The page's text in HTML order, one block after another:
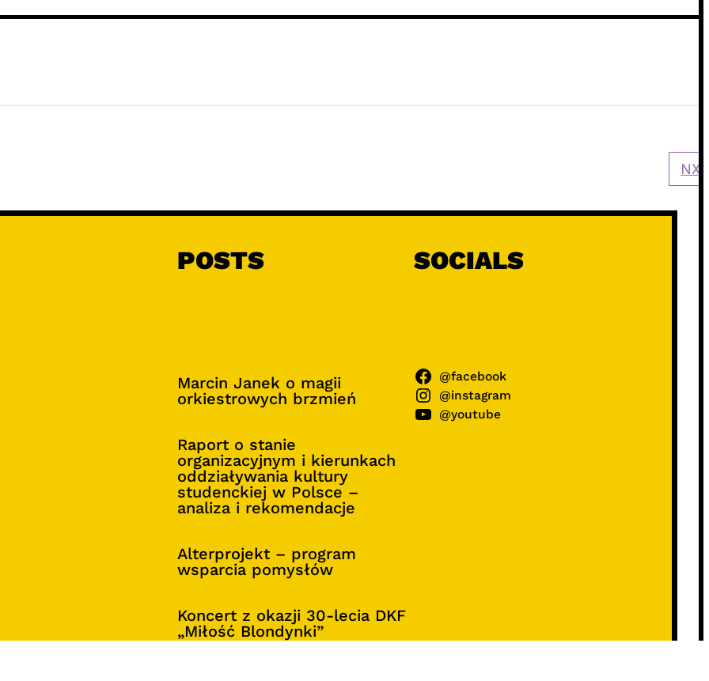
POSTS
Marcin Janek o magii
orkiestrowych brzmień
Raport o stanie
organizacyjnym i kierunkach
oddziaływania kultury
studenckiej w Polsce –
analiza i rekomendacje
Alterprojekt – program
wsparcia pomysłów
Koncert z okazji 30-lecia DKF
„Miłość Blondynki”
SOCIALS
@facebook
@instagram
@youtube